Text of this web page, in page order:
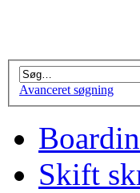
Avanceret søgning
Skift